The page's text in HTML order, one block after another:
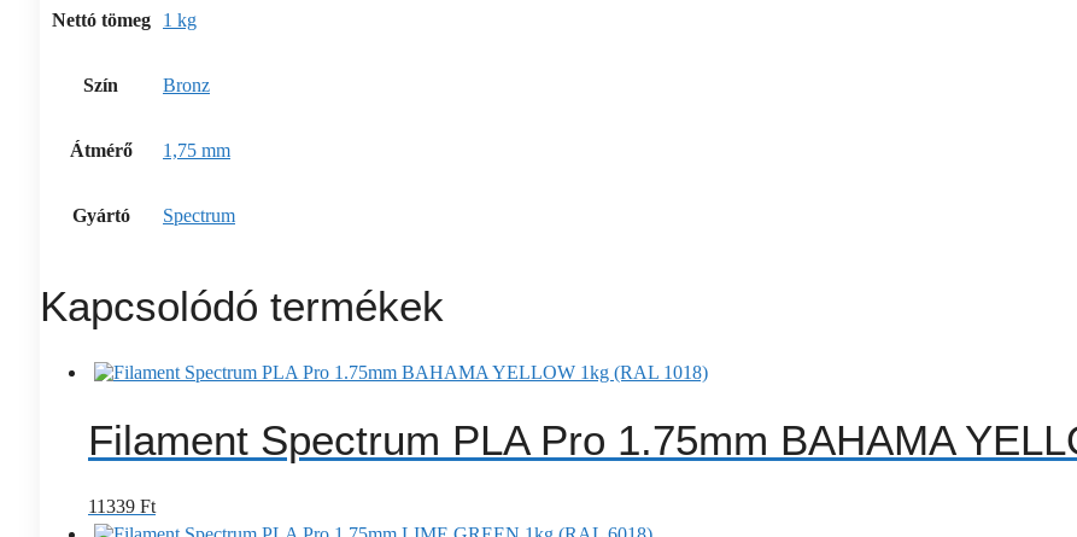
Nettó tömeg 1 kg
Szín Bronz
Átmérő 1,75 mm
Gyártó Spectrum
Kapcsolódó termékek
Filament Spectrum PLA Pro 1.75mm BAHAMA
11339 Ft